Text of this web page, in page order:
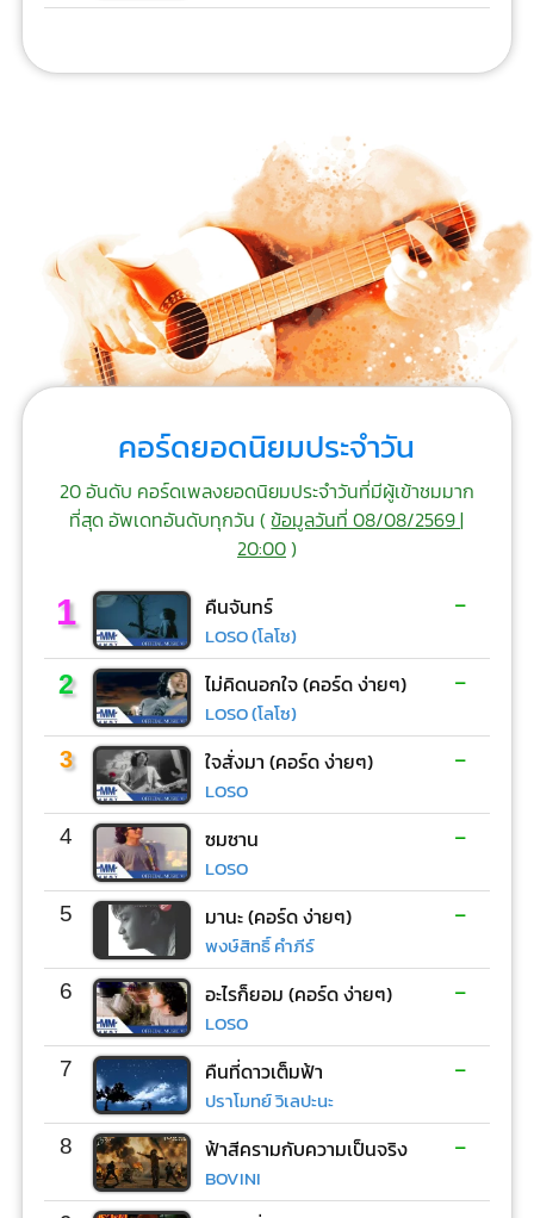
คอร์ดยอดนิยมประจำวัน
20 อันดับ คอร์ดเพลงยอดนิยมประจำวันที่มีผู้เข้าชมมาก
ที่สุด อัพเดทอันดับทุกวัน (ข้อมูลวันที่ 08/08/2569 |
20:00)
1 คืนจันทร์
LOSO (โลโซ)
-
2 ไม่คิดนอกใจ (คอร์ด ง่ายๆ)
LOSO (โลโซ)
-
3 ใจสั่งมา (คอร์ด ง่ายๆ)
LOSO
-
4 ซมซาน
LOSO
-
5 มานะ (คอร์ด ง่ายๆ)
พงษ์สิทธิ์ คำภีร์
-
6 อะไรก็ยอม (คอร์ด ง่ายๆ)
LOSO
-
7 คืนที่ดาวเต็มฟ้า
ปราโมทย์ วิเลปะนะ
-
8 ฟ้าสีครามกับความเป็นจริง
BOVINI
-